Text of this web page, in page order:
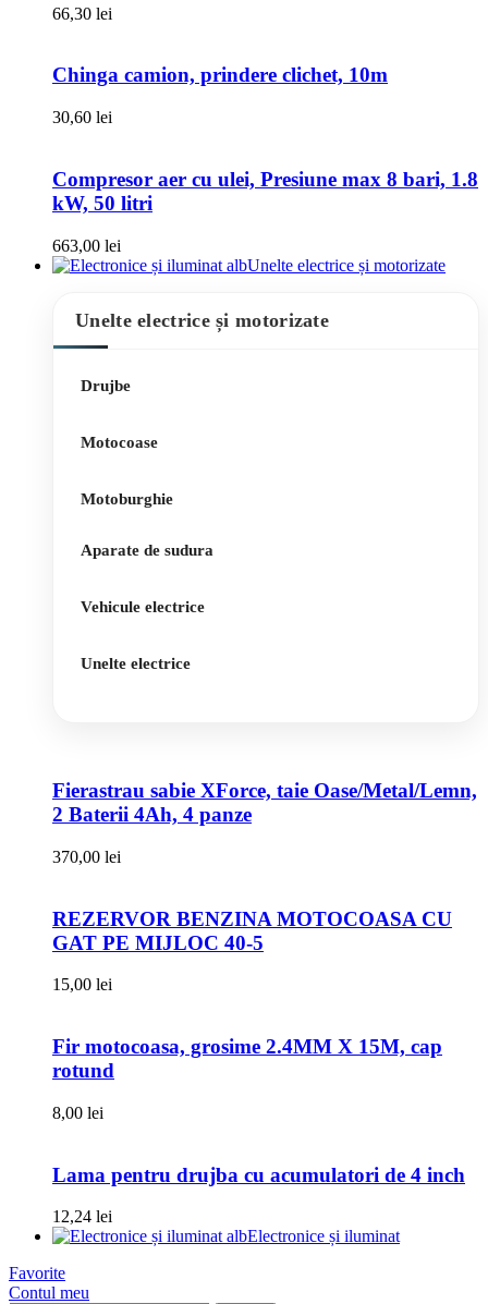
66,30 lei
Chinga camion, prindere clichet, 10m
30,60 lei
Compresor aer cu ulei, Presiune max 8 bari, 1.8
kW, 50 litri
663,00 lei
Unelte electrice și motorizate
Unelte electrice și motorizate
Drujbe
Motocoase
Motoburghie
Aparate de sudura
Vehicule electrice
Unelte electrice
Fierastrau sabie XForce, taie Oase/Metal/Lemn,
2 Baterii 4Ah, 4 panze
370,00 lei
REZERVOR BENZINA MOTOCOASA CU
GAT PE MIJLOC 40-5
15,00 lei
Fir motocoasa, grosime 2.4MM X 15M, cap
rotund
8,00 lei
Lama pentru drujba cu acumulatori de 4 inch
12,24 lei
Electronice și iluminat
Favorite
Contul meu